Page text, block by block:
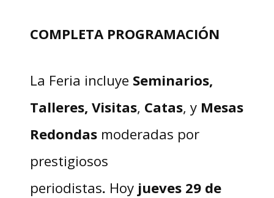
COMPLETA PROGRAMACIÓN
La Feria incluye Seminarios,
Talleres, Visitas, Catas, y Mesas
Redondas moderadas por
prestigiosos
periodistas. Hoy jueves 29 de